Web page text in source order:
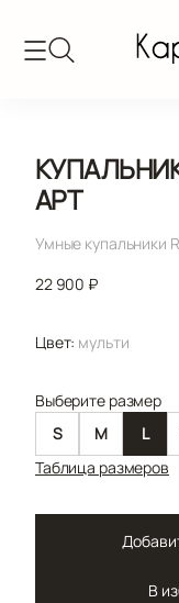
АРТ
Умные купальники
22 900 ₽
Цвет: мульти
Выберите размер
S
M L
Таблица размеров
В